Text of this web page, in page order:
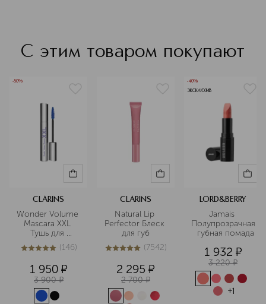
С этим товаром покупают
-50%
CLARINS
Wonder Volume
Mascara XXL
Тушь для
максимального
объема ресниц
4.9из5146 (146)
1 950 ¤
3 900 ¤
CLARINS
Natural Lip
Perfector Блеск
для губ
5из 57542 (7542)
2 295 ¤
2 700 ¤
-40%
ЭКСКЛЮЗИВ
LORD&BERRY
Jamais
Полупрозрачная
  губная помада
1 932 ¤
3 220 ¤
+1